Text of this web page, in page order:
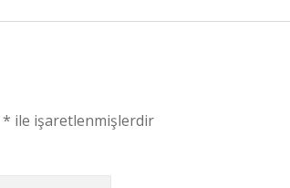
* ile işaretlenmişlerdir